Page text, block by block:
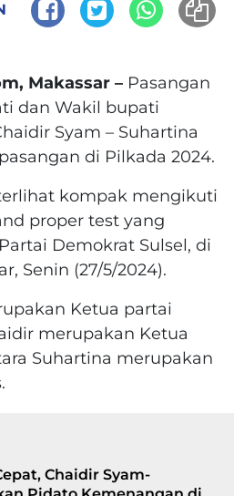
Makassar – Pasangan
dan Wakil bupati
Syam – Suhartina
di Pilkada 2024.
kompak mengikuti
proper test yang
Demokrat Sulsel, di
Senin (27/5/2024).
Ketua partai
merupakan Ketua
Suhartina merupakan
Chaidir Syam-